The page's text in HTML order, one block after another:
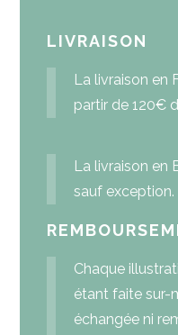
LIVRAISON
La livraison en
partir de 120€
La livraison en
sauf exception.
Chaque
étant faite sur-
échangée ni